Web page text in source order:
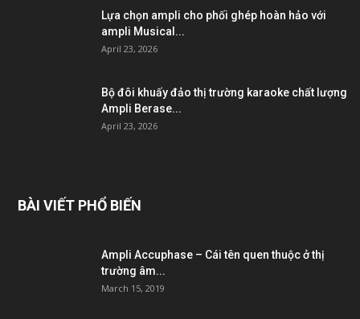
Lựa chọn ampli cho phối ghép hoàn hảo với
ampli Musical...
April 23, 2026
Bộ đôi khuấy đảo thị trường karaoke chất lượng
Ampli Berase...
April 23, 2026
BÀI VIẾT PHỔ BIẾN
Ampli Accuphase – Cái tên quen thuộc ở thị
trường âm...
March 15, 2019